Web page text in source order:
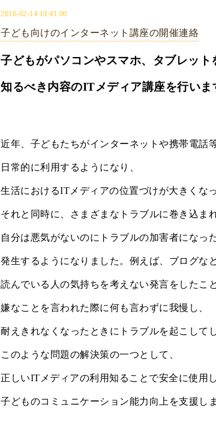
2016-02-14 19:41:00
子ども向けのインターネット講座の開催連絡
子どもがパソコンやスマホ、タブレット
知るべき内容のITメディア講座を行いま
近年、子どもたちがインターネットや携帯電話
日常的に利用するようになり、
生活におけるITメディアの位置づけが大きくな
それと同時に、さまざまなトラブルに巻き込ま
自分は悪気がないのにトラブルの加害者になっ
発生するようになりました。 例えば、ブログな
読んでいる人の気持ちを考えない発言をしたこ
嫌なことを言われた際に何も言わずに我慢し、
耐えきれなくなったときにトラブルを起こして
このような問題の解決策の一つとして、
正しいITメディアの利用知ることで安全に使用し
子どものコミュニケーション能力向上を支援しま